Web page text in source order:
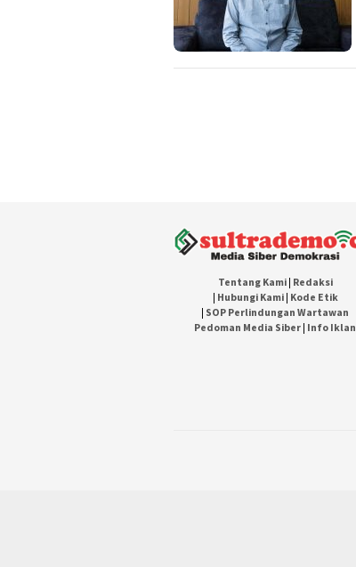
Tentang Kami| Redaksi
| Hubungi Kami| Kode Etik
| SOP Perlindungan Wartawan
Pedoman Media Siber | Info Iklan